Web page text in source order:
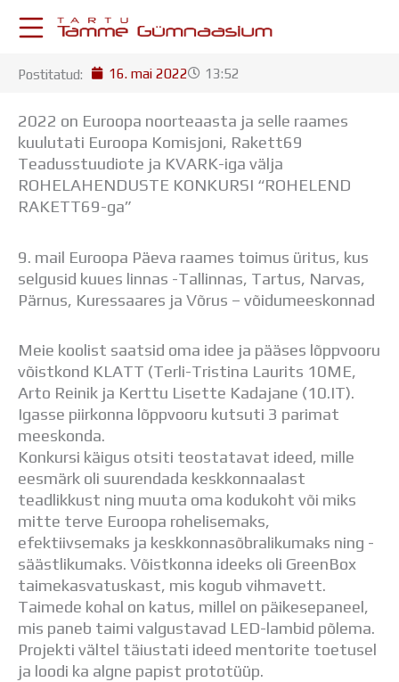
KESKKONNAD
Postkast
Drive
Tamme TV
Tamme Leht
Kooliraadio
ÕPPETÖÖ
Tunniplaan
Aastaplaan
Ainepassid
Huviringid
Õpilastööd (UPT)
Distantsõpe
Kodukord
Projektid
ÜLDINFO
Sisseastumine
Meie kool
Dokumendid
Uudised
Lapsevanemale
Vilistlastele
Toitlustamine
Virtuaaltuur
Õpilasesindus
Postitatud: 16. mai 2022 13:52
2022 on Euroopa noorteaasta ja selle raames
kuulutati Euroopa Komisjoni, Rakett69
Teadusstuudiote ja KVARK-iga välja
ROHELAHENDUSTE KONKURSI “ROHELEND
RAKETT69-ga”
9. mail Euroopa Päeva raames toimus üritus, kus
selgusid kuues linnas -Tallinnas, Tartus, Narvas,
Pärnus, Kuressaares ja Võrus – võidumeeskonnad
Meie koolist saatsid oma idee ja pääses lõppvooru
võistkond KLATT (Terli-Tristina Laurits 10ME,
Arto Reinik ja Kerttu Lisette Kadajane (10.IT).
Igasse piirkonna lõppvooru kutsuti 3 parimat
meeskonda.
Konkursi käigus otsiti teostatavat ideed, mille
eesmärk oli suurendada keskkonnaalast
teadlikkust ning muuta oma kodukoht või miks
mitte terve Euroopa rohelisemaks,
efektiivsemaks ja keskkonnasõbralikumaks ning -
säästlikumaks. Võistkonna ideeks oli GreenBox
taimekasvatuskast, mis kogub vihmavett.
Taimede kohal on katus, millel on päikesepaneel,
mis paneb taimi valgustavad LED-lambid põlema.
Projekti vältel täiustati ideed mentorite toetusel
ja loodi ka algne papist prototüüp.